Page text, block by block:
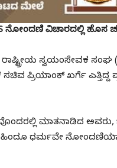
ನೋಂದಣಿ ವಿಚಾರದಲ್ಲಿ ಹೊಸ
ಸ್ವಯಂಸೇವಕ
ಸಚಿವ ಪ್ರಿಯಾಂಕ್ ಖರ್ಗೆ
ಮಾತನಾಡಿದ ಅವರು,
ಧರ್ಮವೇ